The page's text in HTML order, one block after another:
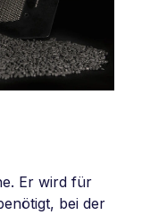
Er wird für
bei der